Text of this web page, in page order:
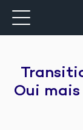
Oui mais